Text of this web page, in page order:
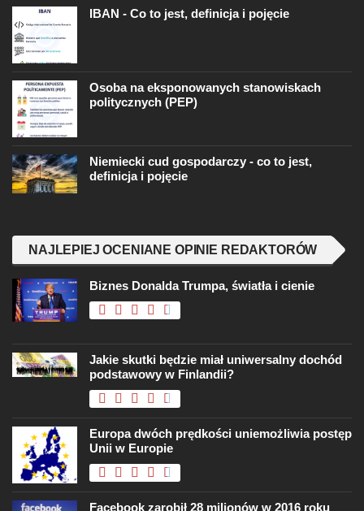
IBAN - Co to jest, definicja i pojęcie
Osoba na eksponowanych stanowiskach
politycznych (PEP)
Niemiecki cud gospodarczy - co to jest,
definicja i pojęcie
NAJLEPIEJ OCENIANE OPINIE REDAKTORÓW
Biznes Donalda Trumpa, światła i cienie
Jakie skutki będzie miał uniwersalny dochód
podstawowy w Finlandii?
Europa dwóch prędkości uniemożliwia postęp
Unii w Europie
Facebook zarobił 28 milionów w 2016 roku